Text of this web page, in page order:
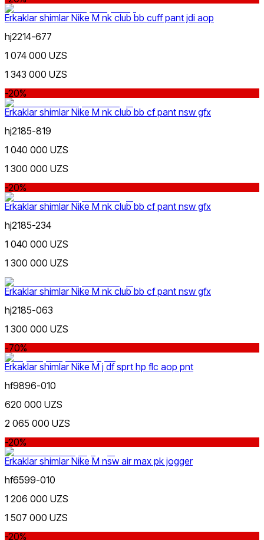
Бордовый
Erkaklar shimlar Nike M nk club bb cuff pant jdi aop
hj2214-677
1 074 000 UZS
1 343 000 UZS
-20%
Erkaklar shimlar Nike M nk club bb cf pant nsw gfx
hj2185-819
1 040 000 UZS
1 300 000 UZS
-20%
Erkaklar shimlar Nike M nk club bb cf pant nsw gfx
hj2185-234
1 040 000 UZS
1 300 000 UZS
Erkaklar shimlar Nike M nk club bb cf pant nsw gfx
hj2185-063
1 300 000 UZS
-70%
Erkaklar shimlar Nike M j df sprt hp flc aop pnt
hf9896-010
620 000 UZS
2 065 000 UZS
-20%
Erkaklar shimlar Nike M nsw air max pk jogger
hf6599-010
1 206 000 UZS
1 507 000 UZS
-20%